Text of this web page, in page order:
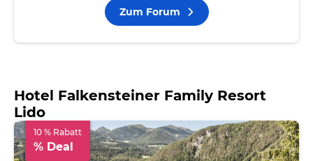
Zum Forum
Hotel Falkensteiner Family Resort
Lido
10 % Rabatt
% Deal